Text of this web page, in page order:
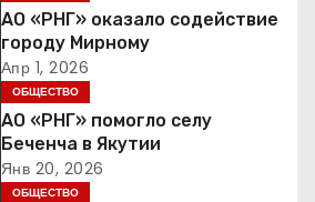
АО «РНГ» оказало содействие
городу Мирному
Апр 1, 2026
ОБЩЕСТВО
АО «РНГ» помогло селу
Беченча в Якутии
Янв 20, 2026
ОБЩЕСТВО